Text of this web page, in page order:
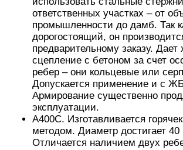
ответственных участках – от
промышленности до дамб. Так
дорогостоящий, он
предварительному заказу. Дает
сцепление с бетоном за счет
ребер – они кольцевые или
Допускается применение и с
Армирование существенно
эксплуатации.
А400С. Изготавливается
методом. Диаметр достигает
Отличается наличием двух